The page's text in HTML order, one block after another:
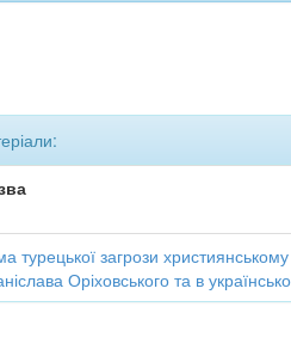
турецької загрози християнському
Оріховського та в